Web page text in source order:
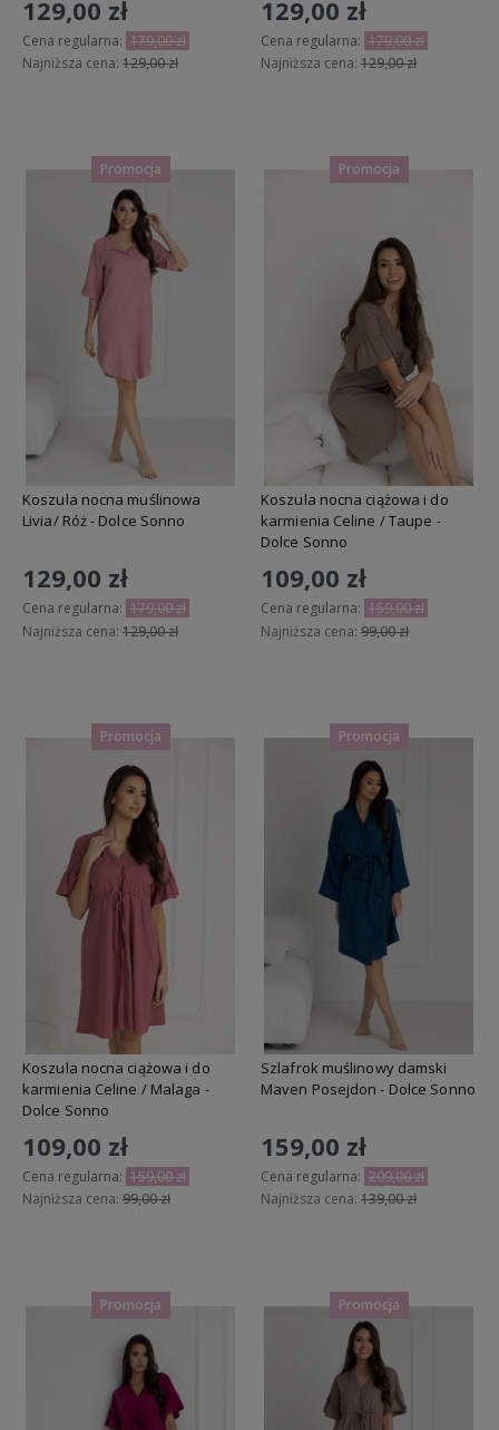
129,00 zł
Cena regularna: 179,00 zł
Najniższa cena: 129,00 zł
129,00 zł
Cena regularna: 179,00 zł
Najniższa cena: 129,00 zł
Koszula nocna muślinowa
Livia/ Róż - Dolce Sonno
129,00 zł
Cena regularna: 179,00 zł
Najniższa cena: 129,00 zł
Promocja
Koszula nocna ciążowa i do
karmienia Celine / Taupe -
Dolce Sonno
109,00 zł
Cena regularna: 159,00 zł
Najniższa cena: 99,00 zł
Promocja
Koszula nocna ciążowa i do
karmienia Celine / Malaga -
Dolce Sonno
109,00 zł
Cena regularna: 159,00 zł
Najniższa cena: 99,00 zł
Promocja
Szlafrok muślinowy damski
Maven Posejdon - Dolce Sonno
159,00 zł
Cena regularna: 209,00 zł
Najniższa cena: 139,00 zł
Promocja
Promocja Promocja